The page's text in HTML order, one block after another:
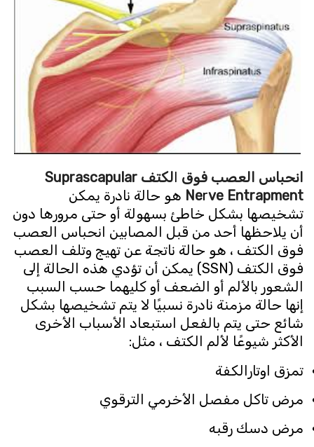
انحباس العصب فوقالكتف Suprascapular
Nerve Entrapment
هو حالة نادرة يمكن
تشخيصها بشكل خاطئ بسهولة أو حتى مرورها دون
أن يلاحظها أحد من قبل المصابين انحباس العصب
فوق الكتف ، هو حالة ناتجة عن تهيج وتلف العصب
فوق الكتف (SSN) يمكن أن تؤدي هذه الحالة إلى
الشعور بالألم أو الضعف أو كليهما حسب السبب
إنها حالة مزمنة نادرة نسبيًا لا يتم تشخيصها بشكل
شائع حتى يتم بالفعل استبعاد الأسباب الأخرى
الأكثر شيوعًا لألم الكتف ، مثل:
تمزق اوتارالكفة
مرض تاكل مفصل الأخرمي الترقوي
مرض دسك رقبه